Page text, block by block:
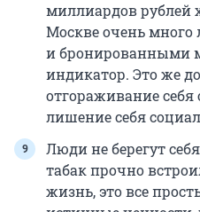
миллиардов рублей
Москве очень
и бронированными
индикатор. Это же
отгораживание
лишение себя
Люди не берегут
табак прочно
жизнь, это все